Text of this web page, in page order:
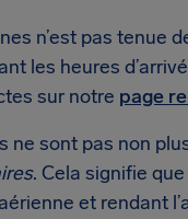
n’est pas tenue
les heures
sur notre page
ne sont pas non
. Cela signifie
et rendant